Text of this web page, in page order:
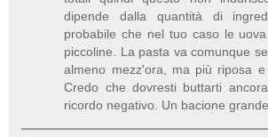
dipende dalla quantità di
probabile che nel tuo caso le
piccoline. La pasta va comunque
almeno mezz'ora, ma più riposa
Credo che dovresti buttarti
ricordo negativo. Un bacione